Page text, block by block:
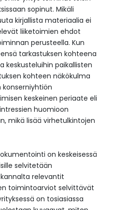
sopinut. Mikäli
kirjallista materiaalia ei
liiketoimien ehdot
perusteella. Kun
tarkastuksen kohteena
keskusteluihin paikallisten
kohteen näkökulma
konserniyhtiön
keskeinen periaate eli
huomioon
mikä lisää virhetulkintojen
on keskeisessä
selvitetään
relevantit
toimintoarviot selvittävät
on tosiasiassa